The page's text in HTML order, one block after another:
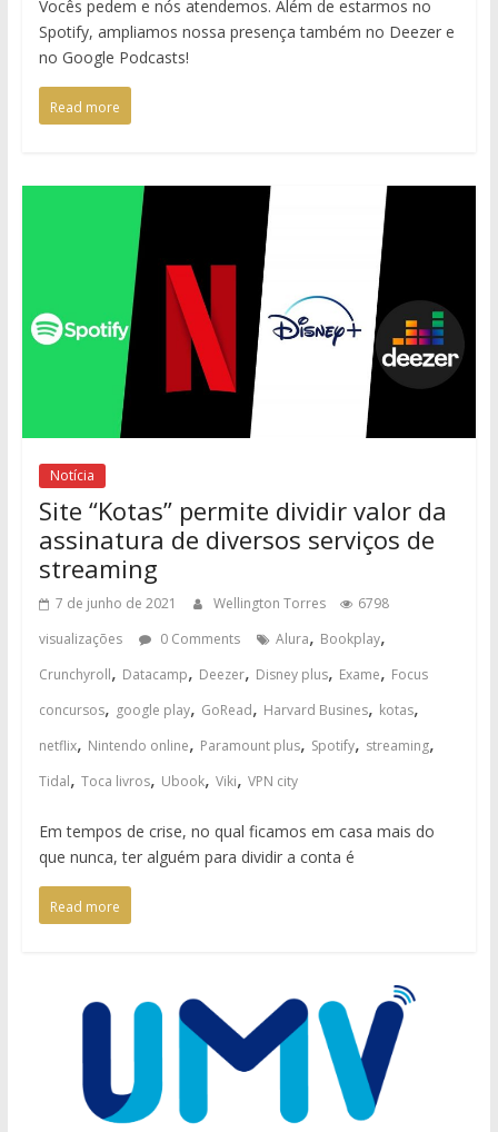
Vocês pedem e nós atendemos. Além de estarmos no
Spotify, ampliamos nossa presença também no Deezer e
no Google Podcasts!
Read more
Notícia
Site “Kotas” permite dividir valor da
assinatura de diversos serviços de
streaming
7 de junho de 2021 Wellington Torres
6798
visualizações
0 Comments Alura, Bookplay,
Crunchyroll, Datacamp, Deezer, Disney plus, Exame, Focus
concursos, google play, GoRead, Harvard Busines, kotas,
netflix, Nintendo online, Paramount plus, Spotify, streaming,
Tidal, Toca livros, Ubook, Viki, VPN city
Em tempos de crise, no qual ficamos em casa mais do
que nunca, ter alguém para dividir a conta é
Read more